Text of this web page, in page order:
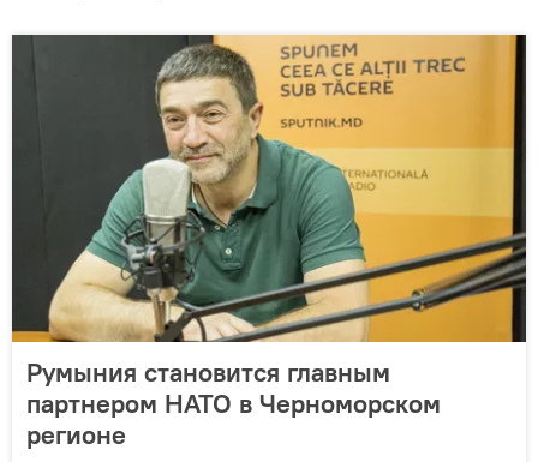
Румыния становится главным
партнером НАТО в Черноморском
регионе